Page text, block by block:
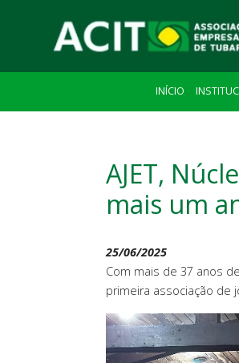
INÍCIO
AJET,
mais um
25/06/2025
Com mais de 37 anos
primeira associação de